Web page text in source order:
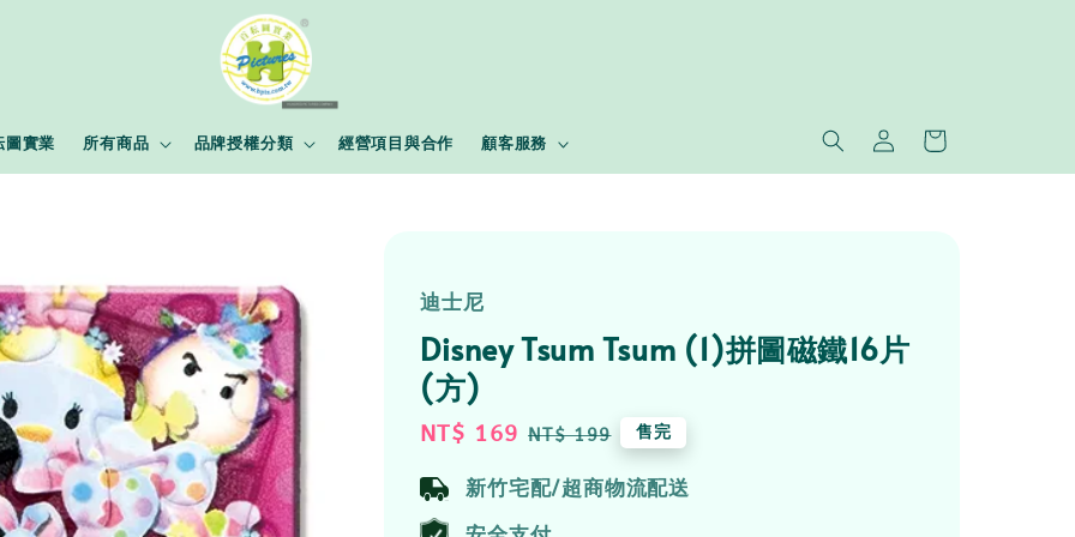
圖實業 所有商品 品牌授權分類 經營項目與合作 顧客服務
迪士尼
Disney Tsum Tsum (1)拼圖磁鐵16片
(方)
Sale
NT$ 169 Regular
NT$ 199 售完
新竹宅配/超商物流配送